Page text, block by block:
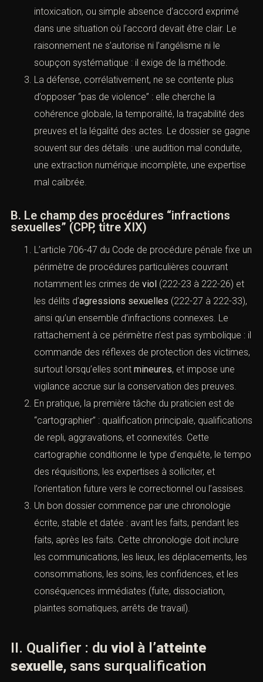
altération du discernement, stratagèmes,
isolement, intoxication, ou simple absence
d’accord exprimé dans une situation où l’accord
devait être clair. Le raisonnement ne s’autorise ni
l’angélisme ni le soupçon systématique : il exige de
la méthode.
La défense, corrélativement, ne se contente plus
d’opposer “pas de violence” : elle cherche la
cohérence globale, la temporalité, la traçabilité
des preuves et la légalité des actes. Le dossier se
gagne souvent sur des détails : une audition mal
une expertise mal calibrée.
B. Le champ des procédures “infractions
sexuelles” (CPP, titre XIX)
L’article 706-47 du Code de procédure pénale fixe
un périmètre de procédures particulières couvrant
notamment les crimes deviol(222-23 à 222-26)
et les délits d’ agressions sexuelles(222-27 à 222-
33), ainsi qu’un ensemble d’infractions connexes.
Le rattachement à ce périmètre n’est pas
symbolique : il commande des réflexes de
protection des victimes, surtout lorsqu’elles sont
mineures, et impose une vigilance accrue sur la
conservation des preuves.
En pratique, la première tâche du praticien est de
“cartographier” : qualification principale,
qualifications de repli, aggravations, et connexités.
Cette cartographie conditionne le type d’enquête,
le tempo des réquisitions, les expertises à solliciter,
et l’orientation future vers le correctionnel ou
l’assises.
Un bon dossier commence par une chronologie
écrite, stable et datée : avant les faits, pendant les
faits, après les faits. Cette chronologie doit inclure
les consommations, les soins, les confidences, et
les conséquences immédiates (fuite, dissociation,
plaintes somatiques, arrêts de travail).